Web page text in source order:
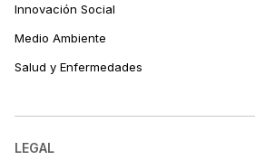
Innovación Social
Medio Ambiente
Salud y Enfermedades
LEGAL